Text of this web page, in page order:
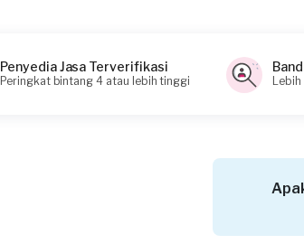
Penyedia Jasa Terverifikasi
Peringkat bintang 4 atau lebih tinggi Lebih